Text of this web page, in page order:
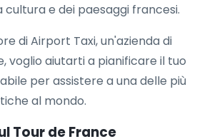
e dei paesaggi francesi.
di Airport Taxi, un'azienda di
voglio aiutarti a pianificare il tuo
per assistere a una delle più
al mondo.
Tour de France